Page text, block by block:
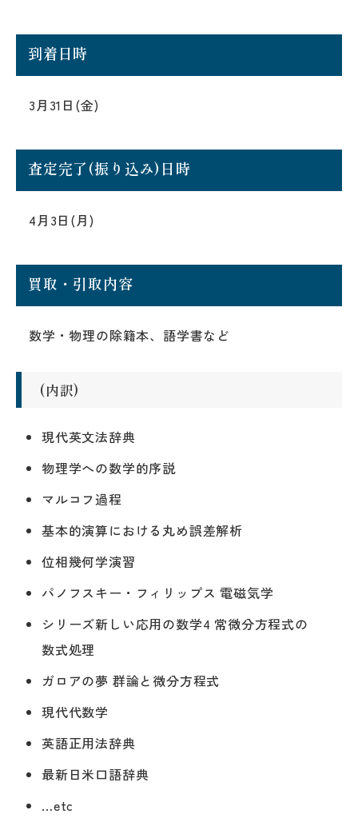
到着日時
3月31日(金)
査定完了(振り込み)日時
4月3日(月)
買取・引取内容
数学・物理の除籍本、語学書など
(内訳)
現代英文法辞典
物理学への数学的序説
マルコフ過程
基本的演算における丸め誤差解析
位相幾何学演習
パノフスキー・フィリップス 電磁気学
シリーズ新しい応用の数学4 常微分方程式の
数式処理
ガロアの夢 群論と微分方程式
現代代数学
英語正用法辞典
最新日米口語辞典
…etc